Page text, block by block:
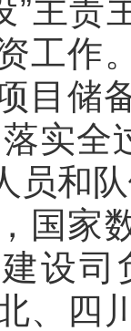
”主
工作
目储
实
员和
家数
设
、四